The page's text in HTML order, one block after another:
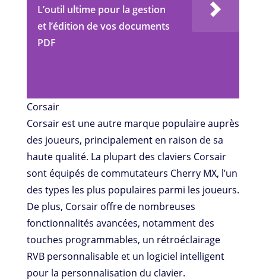
L’outil ultime pour la gestion
et l’édition de vos documents
PDF
Corsair
Corsair est une autre marque populaire auprès
des joueurs, principalement en raison de sa
haute qualité. La plupart des claviers Corsair
sont équipés de commutateurs Cherry MX, l’un
des types les plus populaires parmi les joueurs.
De plus, Corsair offre de nombreuses
fonctionnalités avancées, notamment des
touches programmables, un rétroéclairage
RVB personnalisable et un logiciel intelligent
pour la personnalisation du clavier.